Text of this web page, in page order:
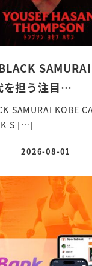
を担う注目…
SAMURAI KOBE
S […]
投稿日
2026-08-01